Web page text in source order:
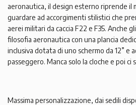
aeronautica, il design esterno riprende il
guardare ad accorgimenti stilistici che
aerei militari da caccia F22 e F35. Anche
filosofia aeronautica con una plancia
inclusiva dotata di uno schermo da 12” e
passeggero. Manca solo la cloche e poi ci
Massima personalizzazione, dai sedili